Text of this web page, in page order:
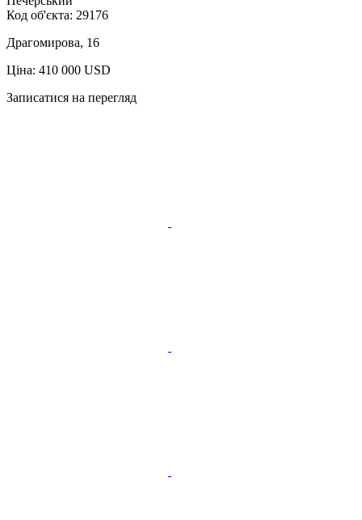
Код об'єкта: 29176
Драгомирова, 16
Ціна: 410 000 USD
Записатися на перегляд